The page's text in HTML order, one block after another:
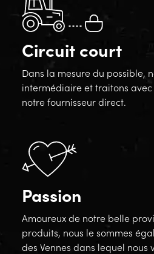
Circuit court
Dans la mesure du possible,
intermédiaire et traitons
notre fournisseur direct.
Passion
Amoureux de notre belle
produits, nous le sommes
des Vennes dans lequel nous